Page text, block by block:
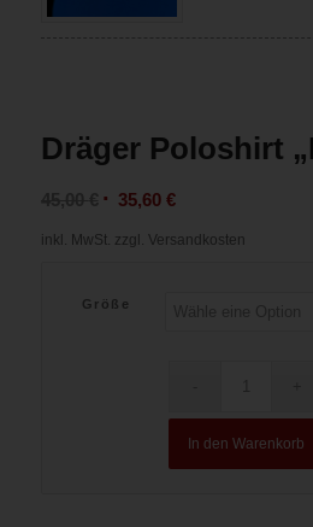
Dräger Poloshirt
35,60 €
inkl. MwSt. zzgl. Versandkosten
Größe
In den Warenkorb